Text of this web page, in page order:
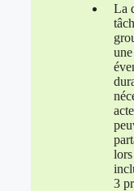
La
3